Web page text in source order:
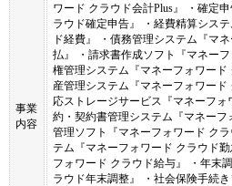
事業
内容
ワード クラウド会計Plus』 ・確定
ラウド確定申告』 ・経費精算シス
ド経費』 ・債務管理システム『マ
払』 ・請求書作成ソフト『マネー
権管理システム『マネーフォワード
産管理システム『マネーフォワー
応ストレージサービス『マネーフ
約・契約書管理システム『マネー
管理ソフト『マネーフォワード ク
テム『マネーフォワード クラウド
フォワード クラウド給与』 ・年末
ラウド年末調整』 ・社会保険手続